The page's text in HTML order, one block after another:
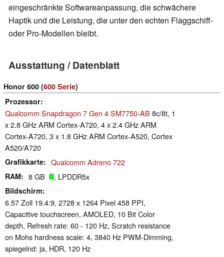
eingeschränkte Softwareanpassung, die schwächere
Haptik und die Leistung, die unter den echten Flaggschiff-
oder Pro-Modellen bleibt.
Ausstattung / Datenblatt
Honor 600 (600 Serie)
Prozessor
Qualcomm Snapdragon 7 Gen 4 SM7750-AB 8c/8t, 1
x 2.8 GHz ARM Cortex-A720, 4 x 2.4 GHz ARM
Cortex-A720, 3 x 1.8 GHz ARM Cortex-A520, Cortex
A520/A720
Grafikkarte Qualcomm Adreno 722
RAM 8 GB , LPDDR5x
Bildschirm
6.57 Zoll 19.4:9, 2728 x 1264 Pixel 458 PPI,
Capacitive touchscreen, AMOLED, 10 Bit Color
depth, Refresh rate: 60 - 120 Hz, Scratch resistance
on Mohs hardness scale: 4, 3840 Hz PWM-Dimming,
spiegelnd: ja, HDR, 120 Hz